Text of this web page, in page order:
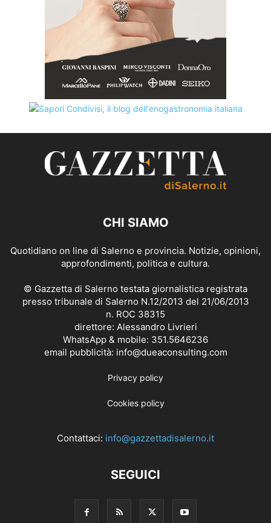
CHI SIAMO
Quotidiano on line di Salerno e provincia. Notizie, opinioni,
approfondimenti, politica e cultura.
© Gazzetta di Salerno testata giornalistica registrata
presso tribunale di Salerno N.12/2013 del 21/06/2013
n. ROC 38315
direttore: Alessandro Livrieri
WhatsApp & mobile: 351.5646236
email pubblicità: info@dueaconsulting.com
Privacy policy
Cookies policy
Contattaci: info@gazzettadisalerno.it
SEGUICI